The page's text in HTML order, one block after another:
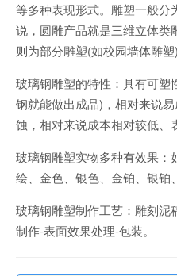
等多种表现形式。雕塑一般
说，圆雕产品就是三维立体
则为部分雕塑(如校园墙体雕塑)
玻璃钢雕塑的特性：具有可
钢就能做出成品)，相对来说
蚀，相对来说成本相对较低、
玻璃钢雕塑实物多种有效果：
绘、金色、银色、金铂、银铂
玻璃钢雕塑制作工艺：雕刻
制作-表面效果处理-包装。